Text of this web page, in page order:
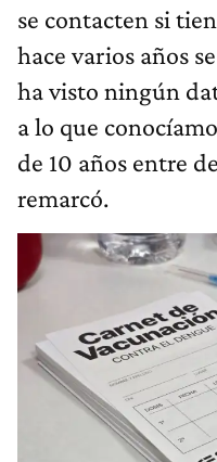
se contacten si
hace varios años
ha visto ningún
a lo que
de 10 años entre
remarcó.